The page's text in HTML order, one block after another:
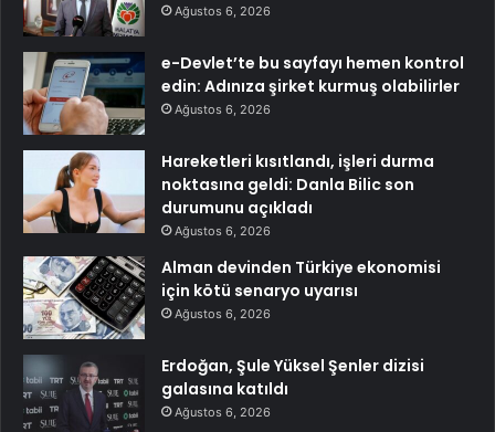
Ağustos 6, 2026
e-Devlet’te bu sayfayı hemen kontrol
edin: Adınıza şirket kurmuş olabilirler
Ağustos 6, 2026
Hareketleri kısıtlandı, işleri durma
noktasına geldi: Danla Bilic son
durumunu açıkladı
Ağustos 6, 2026
Alman devinden Türkiye ekonomisi
için kötü senaryo uyarısı
Ağustos 6, 2026
Erdoğan, Şule Yüksel Şenler dizisi
galasına katıldı
Ağustos 6, 2026